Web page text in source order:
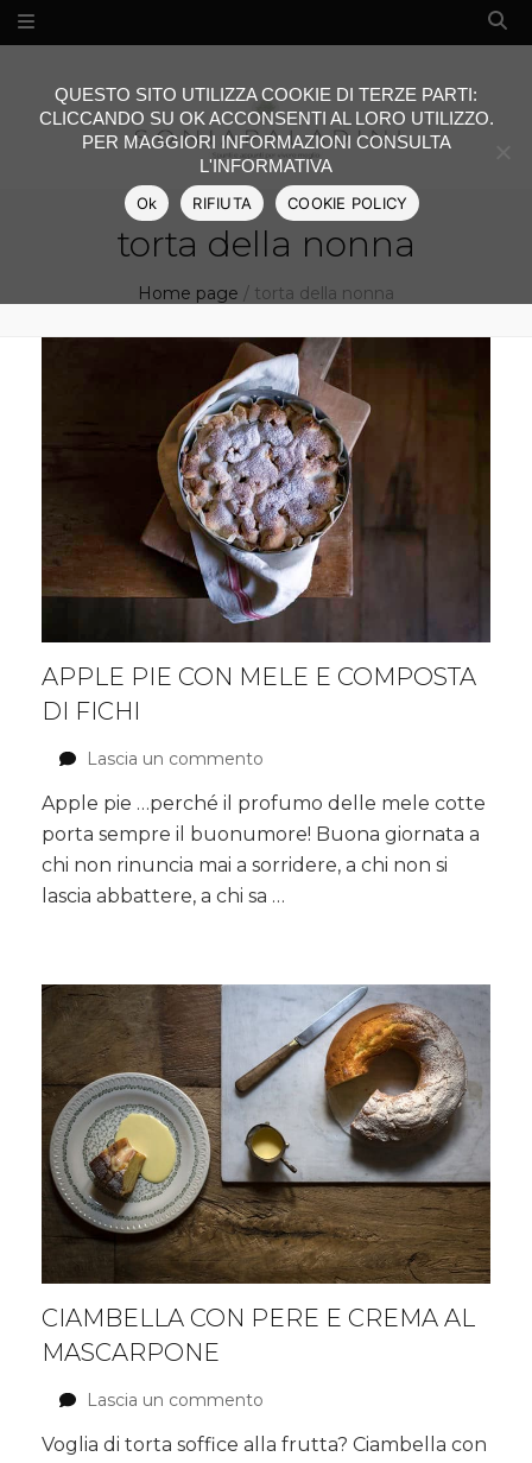
torta della nonna
Home page / torta della nonna
APPLE PIE CON MELE E COMPOSTA
DI FICHI
Lascia un commento
pie
con
mele
composta
Apple pie …perché il profumo delle mele cotte
porta sempre il buonumore! Buona giornata a
chi non rinuncia mai a sorridere, a chi non si
lascia abbattere, a chi sa …
CIAMBELLA CON PERE E CREMA AL
MASCARPONE
Lascia un commento
con
Voglia di torta soffice alla frutta? Ciambella con
QUESTO SITO UTILIZZA COOKIE DI TERZE PARTI:
CLICCANDO SU OK ACCONSENTI AL LORO UTILIZZO.
PER MAGGIORI INFORMAZIONI CONSULTA
L'INFORMATIVA
Ok RIFIUTA COOKIE POLICY